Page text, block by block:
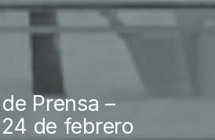
Prensa –
de febrero